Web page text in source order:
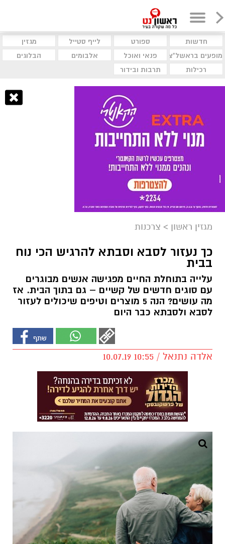
חדשות ספורט לייף סטייל
מגזין
מופעים בראשל"צ
פנאי ואוכל אלבומים
הבלוגים
רכילות
תרבות ובידור
מגזין ראשון > צרכנות
כך נעזור לסבא וסבתא להרגיש הכי נוח
בבית
עלייה בתוחלת החיים מפגישה אנשים מבוגרים
עם סוגים חדשים של קשיים – גם בתוך הבית. אז
מה עושים? הנה 5 מוצרים וטיפים שיכולים לעזור
לסבא ולסבתא כבר היום
אלדה נתנאל / 10:55 10.07.19